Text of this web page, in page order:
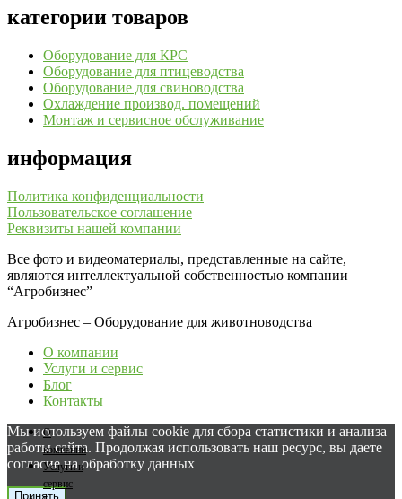
категории товаров
Оборудование для КРС
Оборудование для птицеводства
Оборудование для свиноводства
Охлаждение производ. помещений
Монтаж и сервисное обслуживание
информация
Политика конфиденциальности
Пользовательское соглашение
Реквизиты нашей компании
Все фото и видеоматериалы, представленные на сайте,
являются интеллектуальной собственностью компании
“Агробизнес”
Агробизнес – Оборудование для животноводства
О компании
Услуги и сервис
Блог
Контакты
О
компании
Услуги и
сервис
Мы используем файлы cookie для сбора статистики и анализа
работы сайта. Продолжая использовать наш ресурс, вы даете
согласие на обработку данных
Принять